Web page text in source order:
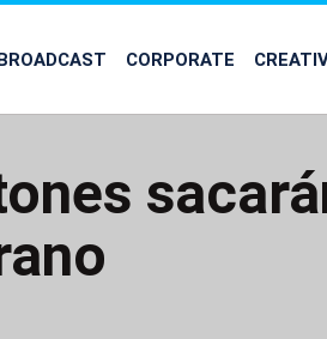
CORPORATE